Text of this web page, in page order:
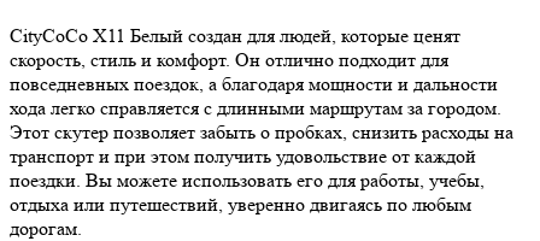
CityCoCo X11 Белый создан для людей, которые ценят
скорость, стиль и комфорт. Он отлично подходит для
повседневных поездок, а благодаря мощности и дальности
хода легко справляется с длинными маршрутам за городом.
Этот скутер позволяет забыть о пробках, снизить расходы на
транспорт и при этом получить удовольствие от каждой
поездки. Вы можете использовать его для работы, учебы,
отдыха или путешествий, уверенно двигаясь по любым
дорогам.